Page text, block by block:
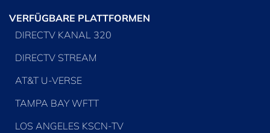
VERFÜGBARE PLATTFORMEN
DIRECTV KANAL 320
DIRECTV STREAM
AT&T U-VERSE
TAMPA BAY WFTT
LOS ANGELES KSCN-TV